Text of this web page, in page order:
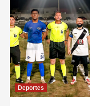
Deportes